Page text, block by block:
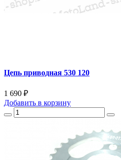
Цепь приводная 530 120
1 690 ₽
Добавить в корзину